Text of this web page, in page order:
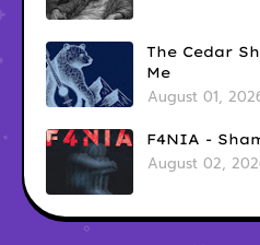
The Cedar
Me
August 01,
F4NIA -
August 02,